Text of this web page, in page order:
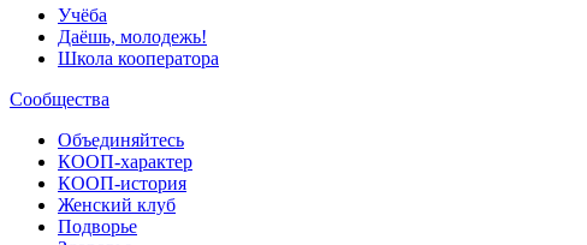
Учёба
Даёшь, молодежь!
Школа кооператора
Сообщества
Объединяйтесь
КООП-характер
КООП-история
Женский клуб
Подворье